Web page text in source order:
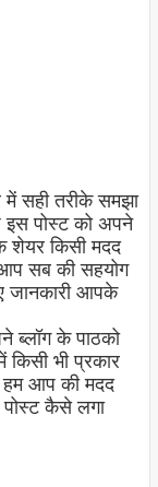
सही तरीके समझा
इस पोस्ट को अपने
शेयर किसी मदद
सब की सहयोग
जानकारी आपके
ब्लॉग के पाठको
भी प्रकार
आप की मदद
कैसे लगा